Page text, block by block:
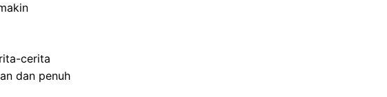
cerita
dan penuh